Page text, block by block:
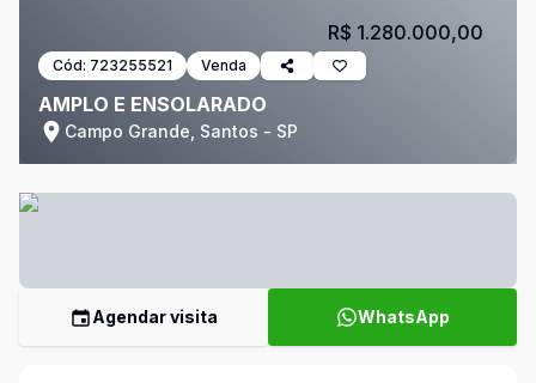
Cód: 723255521 Venda
AMPLO E ENSOLARADO
Campo Grande, Santos - SP
R$ 1.280.000,00
Agendar visita WhatsApp